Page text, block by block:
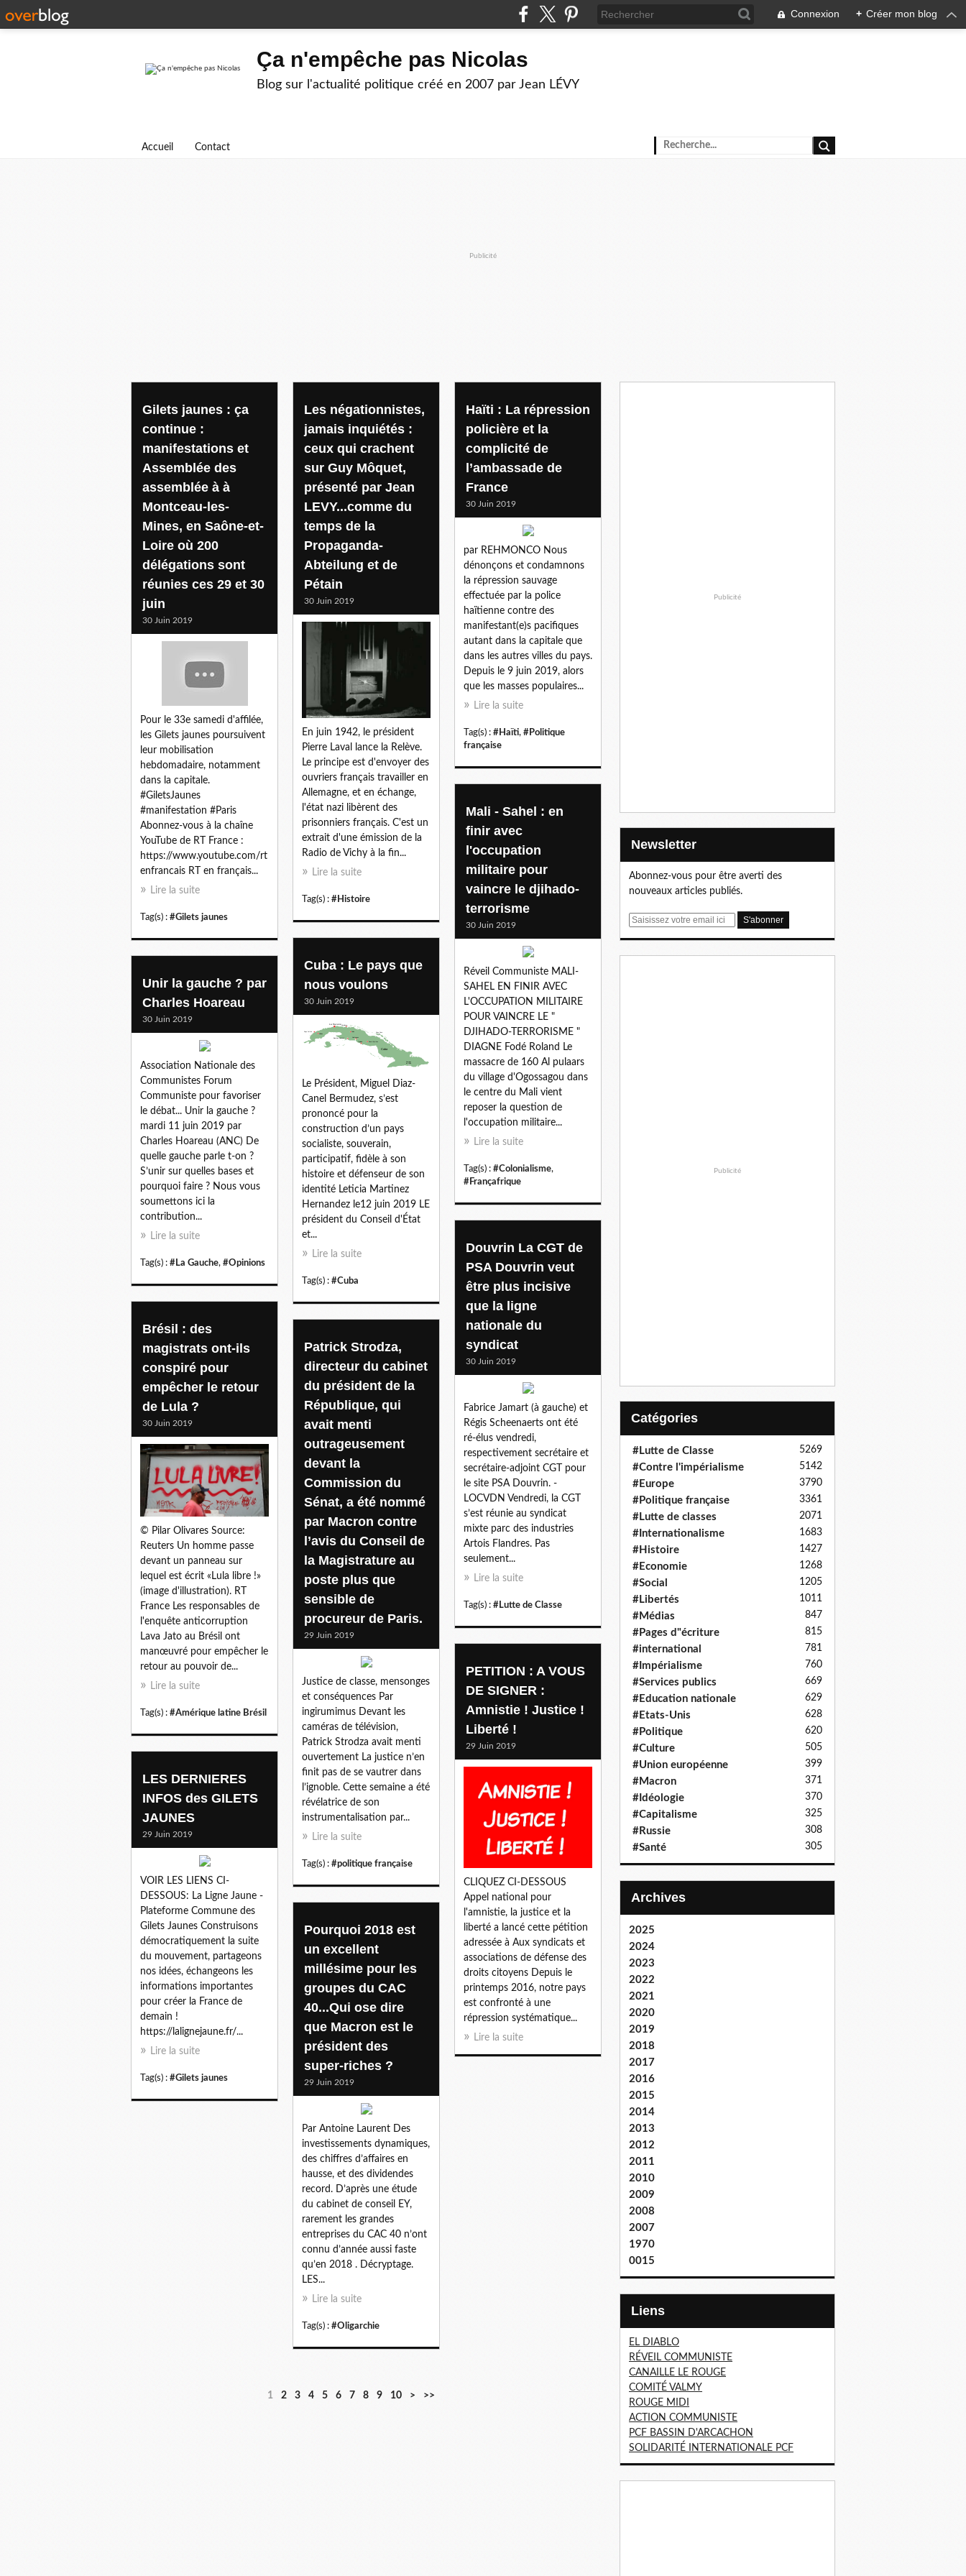
Connexion + Créer mon blog
Ça n'empêche pas Nicolas
Blog sur l'actualité politique créé en 2007 par Jean LÉVY
Accueil Contact
Publicité
Gilets jaunes : ça
continue :
manifestations et
Assemblée des
assemblée à à
Montceau-les-
Mines, en Saône-et-
Loire où 200
délégations sont
réunies ces 29 et 30
juin
30 Juin 2019
Pour le 33e samedi d'affilée,
les Gilets jaunes poursuivent
leur mobilisation
hebdomadaire, notamment
dans la capitale.
#GiletsJaunes
#manifestation #Paris
Abonnez-vous à la chaîne
YouTube de RT France :
https://www.youtube.com/rt
enfrancais RT en français...
Lire la suite
Tag(s) : #Gilets jaunes
Les négationnistes,
jamais inquiétés :
ceux qui crachent
sur Guy Môquet,
présenté par Jean
LEVY...comme du
temps de la
Propaganda-
Abteilung et de
Pétain
30 Juin 2019
En juin 1942, le président
Pierre Laval lance la Relève.
Le principe est d'envoyer des
ouvriers français travailler en
Allemagne, et en échange,
l'état nazi libèrent des
prisonniers français. C'est un
extrait d'une émission de la
Radio de Vichy à la fin...
Lire la suite
Tag(s) : #Histoire
Haïti : La répression
policière et la
complicité de
l’ambassade de
France
30 Juin 2019
par REHMONCO Nous
dénonçons et condamnons
la répression sauvage
effectuée par la police
haïtienne contre des
manifestant(e)s pacifiques
autant dans la capitale que
dans les autres villes du pays.
Depuis le 9 juin 2019, alors
que les masses populaires...
Lire la suite
Tag(s) : #Haïti, #Politique
française
Mali - Sahel : en
finir avec
l'occupation
militaire pour
vaincre le djihado-
terrorisme
30 Juin 2019
Réveil Communiste MALI-
SAHEL EN FINIR AVEC
L'OCCUPATION MILITAIRE
POUR VAINCRE LE "
DJIHADO-TERRORISME "
DIAGNE Fodé Roland Le
massacre de 160 Al pulaars
du village d'Ogossagou dans
le centre du Mali vient
reposer la question de
l'occupation militaire...
Lire la suite
Tag(s) : #Colonialisme,
#Françafrique
Cuba : Le pays que
nous voulons
30 Juin 2019
Le Président, Miguel Diaz-
Canel Bermudez, s’est
prononcé pour la
construction d’un pays
socialiste, souverain,
participatif, fidèle à son
histoire et défenseur de son
identité Leticia Martinez
Hernandez le12 juin 2019 LE
président du Conseil d'État
et...
Lire la suite
Tag(s) : #Cuba
Unir la gauche ? par
Charles Hoareau
30 Juin 2019
Association Nationale des
Communistes Forum
Communiste pour favoriser
le débat... Unir la gauche ?
mardi 11 juin 2019 par
Charles Hoareau (ANC) De
quelle gauche parle t-on ?
S’unir sur quelles bases et
pourquoi faire ? Nous vous
soumettons ici la
contribution...
Lire la suite
Tag(s) : #La Gauche, #Opinions
Douvrin La CGT de
PSA Douvrin veut
être plus incisive
que la ligne
nationale du
syndicat
30 Juin 2019
Fabrice Jamart (à gauche) et
Régis Scheenaerts ont été
ré-élus vendredi,
respectivement secrétaire et
secrétaire-adjoint CGT pour
le site PSA Douvrin. -
LOCVDN Vendredi, la CGT
s’est réunie au syndicat
mixte parc des industries
Artois Flandres. Pas
seulement...
Lire la suite
Tag(s) : #Lutte de Classe
Brésil : des
magistrats ont-ils
conspiré pour
empêcher le retour
de Lula ?
30 Juin 2019
© Pilar Olivares Source:
Reuters Un homme passe
devant un panneau sur
lequel est écrit «Lula libre !»
(image d'illustration). RT
France Les responsables de
l'enquête anticorruption
Lava Jato au Brésil ont
manœuvré pour empêcher le
retour au pouvoir de...
Lire la suite
Tag(s) : #Amérique latine Brésil
Patrick Strodza,
directeur du cabinet
du président de la
République, qui
avait menti
outrageusement
devant la
Commission du
Sénat, a été nommé
par Macron contre
l’avis du Conseil de
la Magistrature au
poste plus que
sensible de
procureur de Paris.
29 Juin 2019
Justice de classe, mensonges
et conséquences Par
ingirumimus Devant les
caméras de télévision,
Patrick Strodza avait menti
ouvertement La justice n’en
finit pas de se vautrer dans
l’ignoble. Cette semaine a été
révélatrice de son
instrumentalisation par...
Lire la suite
Tag(s) : #politique française
PETITION : A VOUS
DE SIGNER :
Amnistie ! Justice !
Liberté !
29 Juin 2019
CLIQUEZ CI-DESSOUS
Appel national pour
l'amnistie, la justice et la
liberté a lancé cette pétition
adressée à Aux syndicats et
associations de défense des
droits citoyens Depuis le
printemps 2016, notre pays
est confronté à une
répression systématique...
Lire la suite
LES DERNIERES
INFOS des GILETS
JAUNES
29 Juin 2019
VOIR LES LIENS CI-
DESSOUS: La Ligne Jaune -
Plateforme Commune des
Gilets Jaunes Construisons
démocratiquement la suite
du mouvement, partageons
nos idées, échangeons les
informations importantes
pour créer la France de
demain !
https://lalignejaune.fr/...
Lire la suite
Tag(s) : #Gilets jaunes
Pourquoi 2018 est
un excellent
millésime pour les
groupes du CAC
40...Qui ose dire
que Macron est le
président des
super-riches ?
29 Juin 2019
Par Antoine Laurent Des
investissements dynamiques,
des chiffres d’affaires en
hausse, et des dividendes
record. D’après une étude
du cabinet de conseil EY,
rarement les grandes
entreprises du CAC 40 n’ont
connu d’année aussi faste
qu’en 2018 . Décryptage.
LES...
Lire la suite
Tag(s) : #Oligarchie
1 2 3 4 5 6 7 8 9 10 > >>
Publicité
Newsletter
Abonnez-vous pour être averti des
nouveaux articles publiés.
E
Publicité
Catégories
#Lutte de Classe 5269
#Contre l'impérialisme 5142
#Europe 3790
#Politique française 3361
#Lutte de classes 2071
#Internationalisme 1683
#Histoire 1427
#Economie 1268
#Social 1205
#Libertés 1011
#Médias 847
#Pages d"écriture 815
#international 781
#Impérialisme 760
#Services publics 669
#Education nationale 629
#Etats-Unis 628
#Politique 620
#Culture 505
#Union européenne 399
#Macron 371
#Idéologie 370
#Capitalisme 325
#Russie 308
#Santé 305
Archives
2025
2024
2023
2022
2021
2020
2019
2018
2017
2016
2015
2014
2013
2012
2011
2010
2009
2008
2007
1970
0015
Liens
EL DIABLO
RÉVEIL COMMUNISTE
CANAILLE LE ROUGE
COMITÉ VALMY
ROUGE MIDI
ACTION COMMUNISTE
PCF BASSIN D'ARCACHON
SOLIDARITÉ INTERNATIONALE PCF